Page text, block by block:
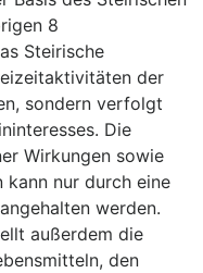
8
Steirische
der
sondern verfolgt
Die
Wirkungen sowie
nur durch eine
werden.
außerdem die
den